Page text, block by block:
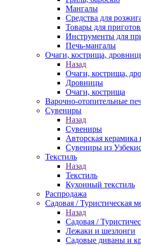
Мангалы
Средства для
Товары для
Инструменты для
Печь-мангалы
Очаги, кострища,
Назад
Очаги, кострища,
Дровницы
Очаги, кострища
Варочно-отопительные
Сувениры
Назад
Сувениры
Авторская керамика
Сувениры из
Текстиль
Назад
Текстиль
Кухонный текстиль
Распродажа
Садовая / Туристическая
Назад
Садовая /
Лежаки и шезлонги
Садовые диваны и